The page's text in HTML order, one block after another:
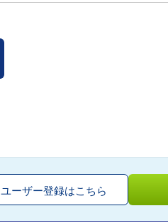
ユーザー登録はこちら